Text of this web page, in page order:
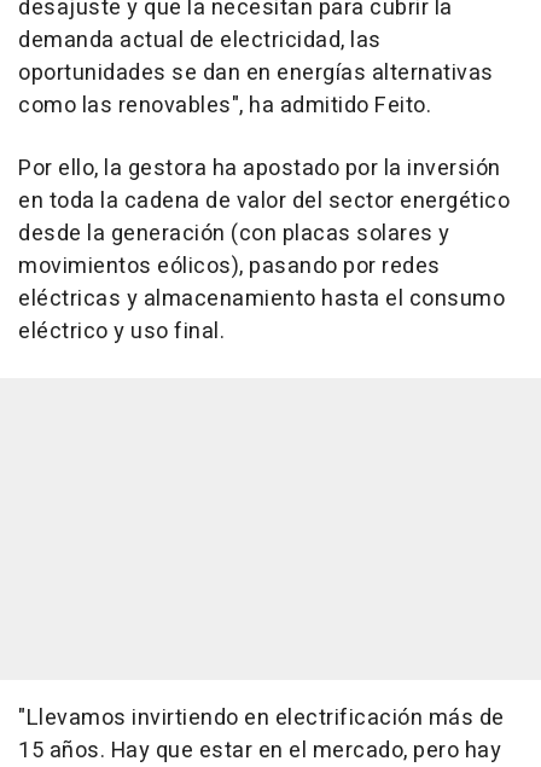
desajuste y que la necesitan para cubrir la
demanda actual de electricidad, las
oportunidades se dan en energías alternativas
como las renovables", ha admitido Feito.
Por ello, la gestora ha apostado por la inversión
en toda la cadena de valor del sector energético
desde la generación (con placas solares y
movimientos eólicos), pasando por redes
eléctricas y almacenamiento hasta el consumo
eléctrico y uso final.
"Llevamos invirtiendo en electrificación más de
15 años. Hay que estar en el mercado, pero hay